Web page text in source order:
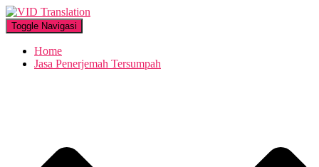
Toggle Navigasi
Home
Jasa Penerjemah Tersumpah